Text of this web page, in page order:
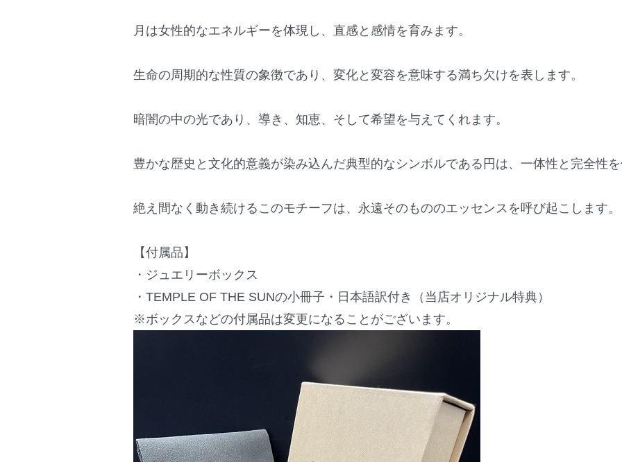
月は女性的なエネルギーを体現し、直感と感情を育みます。
生命の周期的な性質の象徴であり、変化と変容を意味する満ち欠けを表します。
暗闇の中の光であり、導き、知恵、そして希望を与えてくれます。
豊かな歴史と文化的意義が染み込んだ典型的なシンボルである円は、一体性と完全性を
絶え間なく動き続けるこのモチーフは、永遠そのもののエッセンスを呼び起こします。
【付属品】
・ジュエリーボックス
・TEMPLE OF THE SUNの小冊子・日本語訳付き（当店オリジナル特典）
※ボックスなどの付属品は変更になることがございます。